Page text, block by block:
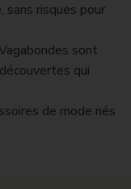
sans risques pour
sont
qui
de mode nés